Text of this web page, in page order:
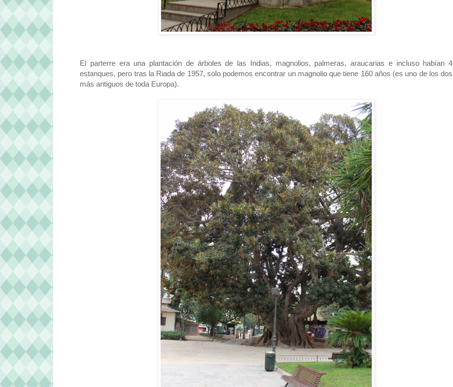
El parterre era una plantación de árboles de las Indias, magnolios, palmeras, araucarias e incluso habían 4
estanques, pero tras la Riada de 1957, solo podemos encontrar un magnolio que tiene 160 años (es uno de los dos
más antiguos de toda Europa).